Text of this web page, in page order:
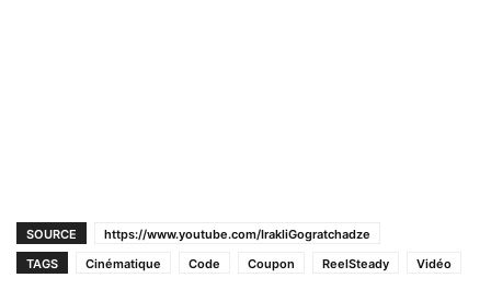
SOURCE
https://www.youtube.com/IrakliGogratchadze
TAGS
Cinématique Code Coupon ReelSteady Vidéo